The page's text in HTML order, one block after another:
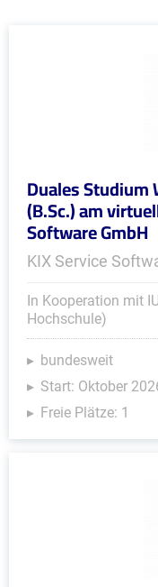
Duales
(B.Sc.) am
Software GmbH
KIX Service
In Kooperation mit
Hochschule)
bundesweit
Start: Oktober
Freie Plätze: 1